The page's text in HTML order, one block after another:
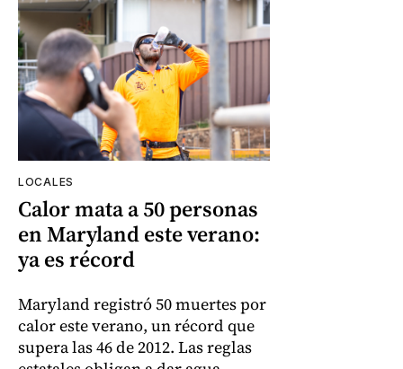
LOCALES
Calor mata a 50 personas
en Maryland este verano:
ya es récord
Maryland registró 50 muertes por
calor este verano, un récord que
supera las 46 de 2012. Las reglas